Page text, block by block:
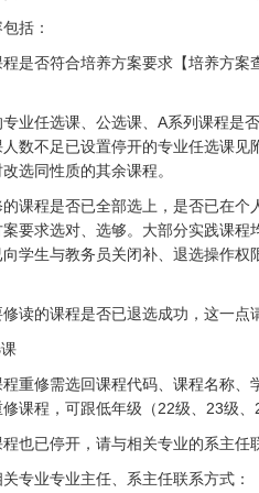
括：
是否符合培养方案要求【培养方
业任选课、公选课、A系列课程是
数不足已设置停开的专业任选课
选同性质的其余课程。
课程是否已全部选上，是否已在个
要求选对、选够。大部分实践课
学生与教务员关闭补、退选操作
读的课程是否已退选成功，这一点
重修需选回课程代码、课程名称、
课程，可跟低年级（22级、23级
也已停开，请与相关专业的系主
专业专业主任、系主任联系方式：